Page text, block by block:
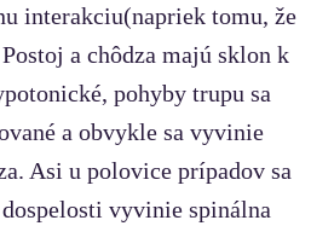
interakciu(napriek tomu, že
a chôdza majú sklon k
pohyby trupu sa
a obvykle sa vyvinie
Asi u polovice prípadov sa
vyvinie spinálna